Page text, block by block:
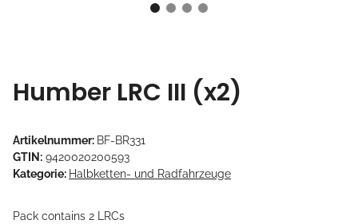
Humber LRC III (x2)
Artikelnummer: BF-BR331
GTIN: 9420020200593
Kategorie: Halbketten- und Radfahrzeuge
Pack contains 2 LRCs